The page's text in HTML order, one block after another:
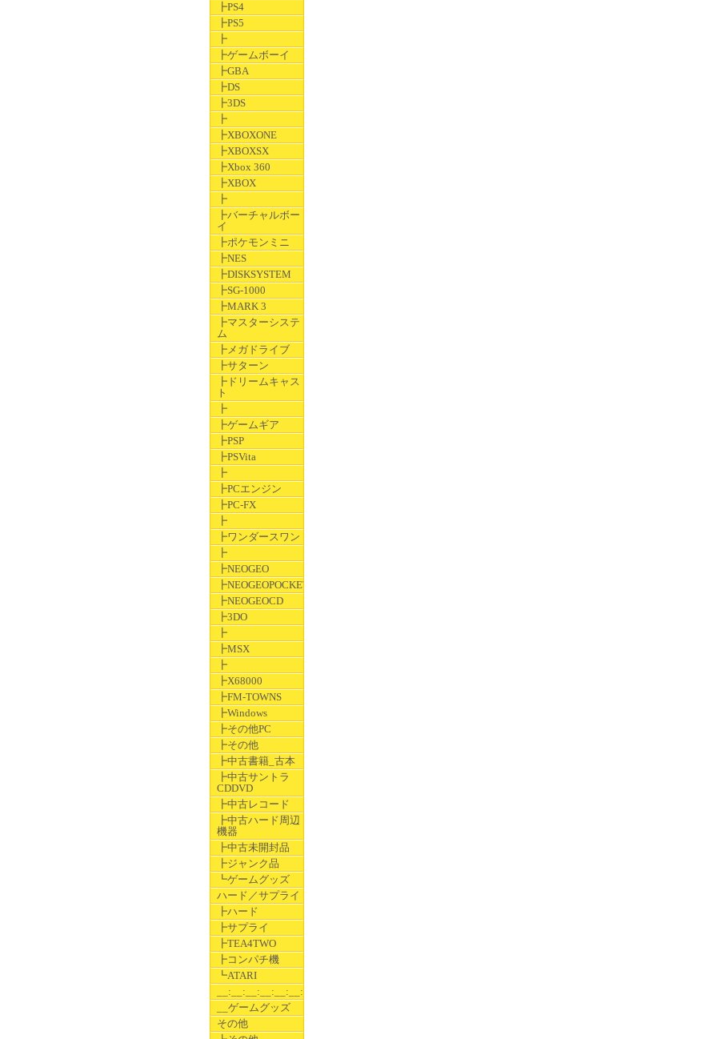
┣PS4
┣PS5
┣
┣ゲームボーイ
┣GBA
┣DS
┣3DS
┣
┣XBOXONE
┣XBOXSX
┣Xbox 360
┣XBOX
┣
┣バーチャルボー
イ
┣ポケモンミニ
┣NES
┣DISKSYSTEM
┣SG-1000
┣MARK 3
┣マスターシステ
ム
┣メガドライブ
┣サターン
┣ドリームキャス
ト
┣
┣ゲームギア
┣PSP
┣PSVita
┣
┣PCエンジン
┣PC-FX
┣
┣ワンダースワン
┣
┣NEOGEO
┣NEOGEOPOCKET
┣NEOGEOCD
┣3DO
┣
┣MSX
┣
┣X68000
┣FM-TOWNS
┣Windows
┣その他PC
┣その他
┣中古書籍_古本
┣中古サントラ
CDDVD
┣中古レコード
┣中古ハード周辺
機器
┣中古未開封品
┣ジャンク品
┗ゲームグッズ
ハード／サプライ
┣ハード
┣サプライ
┣TEA4TWO
┣コンパチ機
┗ATARI
__:__:__:__:__:__:__
__ゲームグッズ
その他